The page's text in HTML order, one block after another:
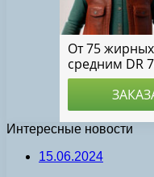
Интересные новости
15.06.2024